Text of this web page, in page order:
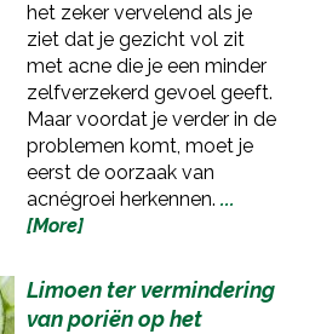
het zeker vervelend als je
ziet dat je gezicht vol zit
met acne die je een minder
zelfverzekerd gevoel geeft.
Maar voordat je verder in de
problemen komt, moet je
eerst de oorzaak van
acnégroei herkennen. ...
[More]
Limoen ter vermindering
van poriën op het